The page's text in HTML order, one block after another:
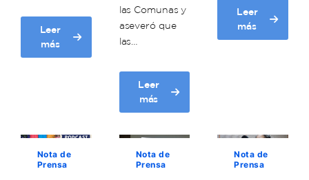
Leer
más
about
Proyecto
génesis
las Comunas y
aseveró que
las…
Leer
más
about
1er
Nacional
de
Unidades
Leer
más
about
Mapa
segundo
día
de
Nota de
Prensa
Nota de
Prensa
Nota de
Prensa